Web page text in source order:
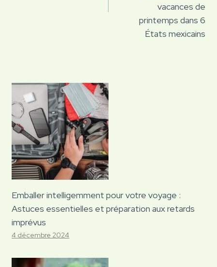
vacances de
printemps dans 6
États mexicains
Emballer intelligemment pour votre voyage :
Astuces essentielles et préparation aux retards
imprévus
4 décembre 2024